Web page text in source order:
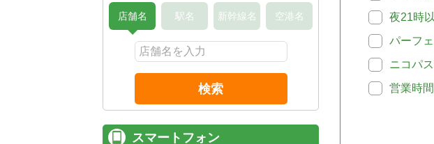
夜21時
パーフ
ニコパ
営業時
店舗名 駅名 新幹線名 空港名
検索
スマートフォン